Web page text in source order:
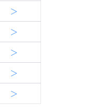
＞
＞
＞
＞
＞